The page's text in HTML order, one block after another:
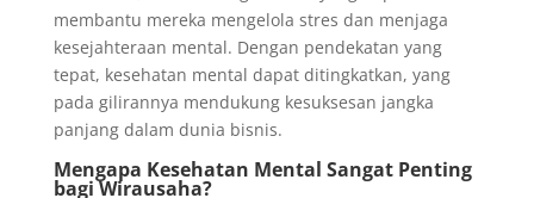
membantu mereka mengelola stres dan menjaga
kesejahteraan mental. Dengan pendekatan yang
tepat, kesehatan mental dapat ditingkatkan, yang
pada gilirannya mendukung kesuksesan jangka
panjang dalam dunia bisnis.
Mengapa Kesehatan Mental Sangat Penting
bagi Wirausaha?